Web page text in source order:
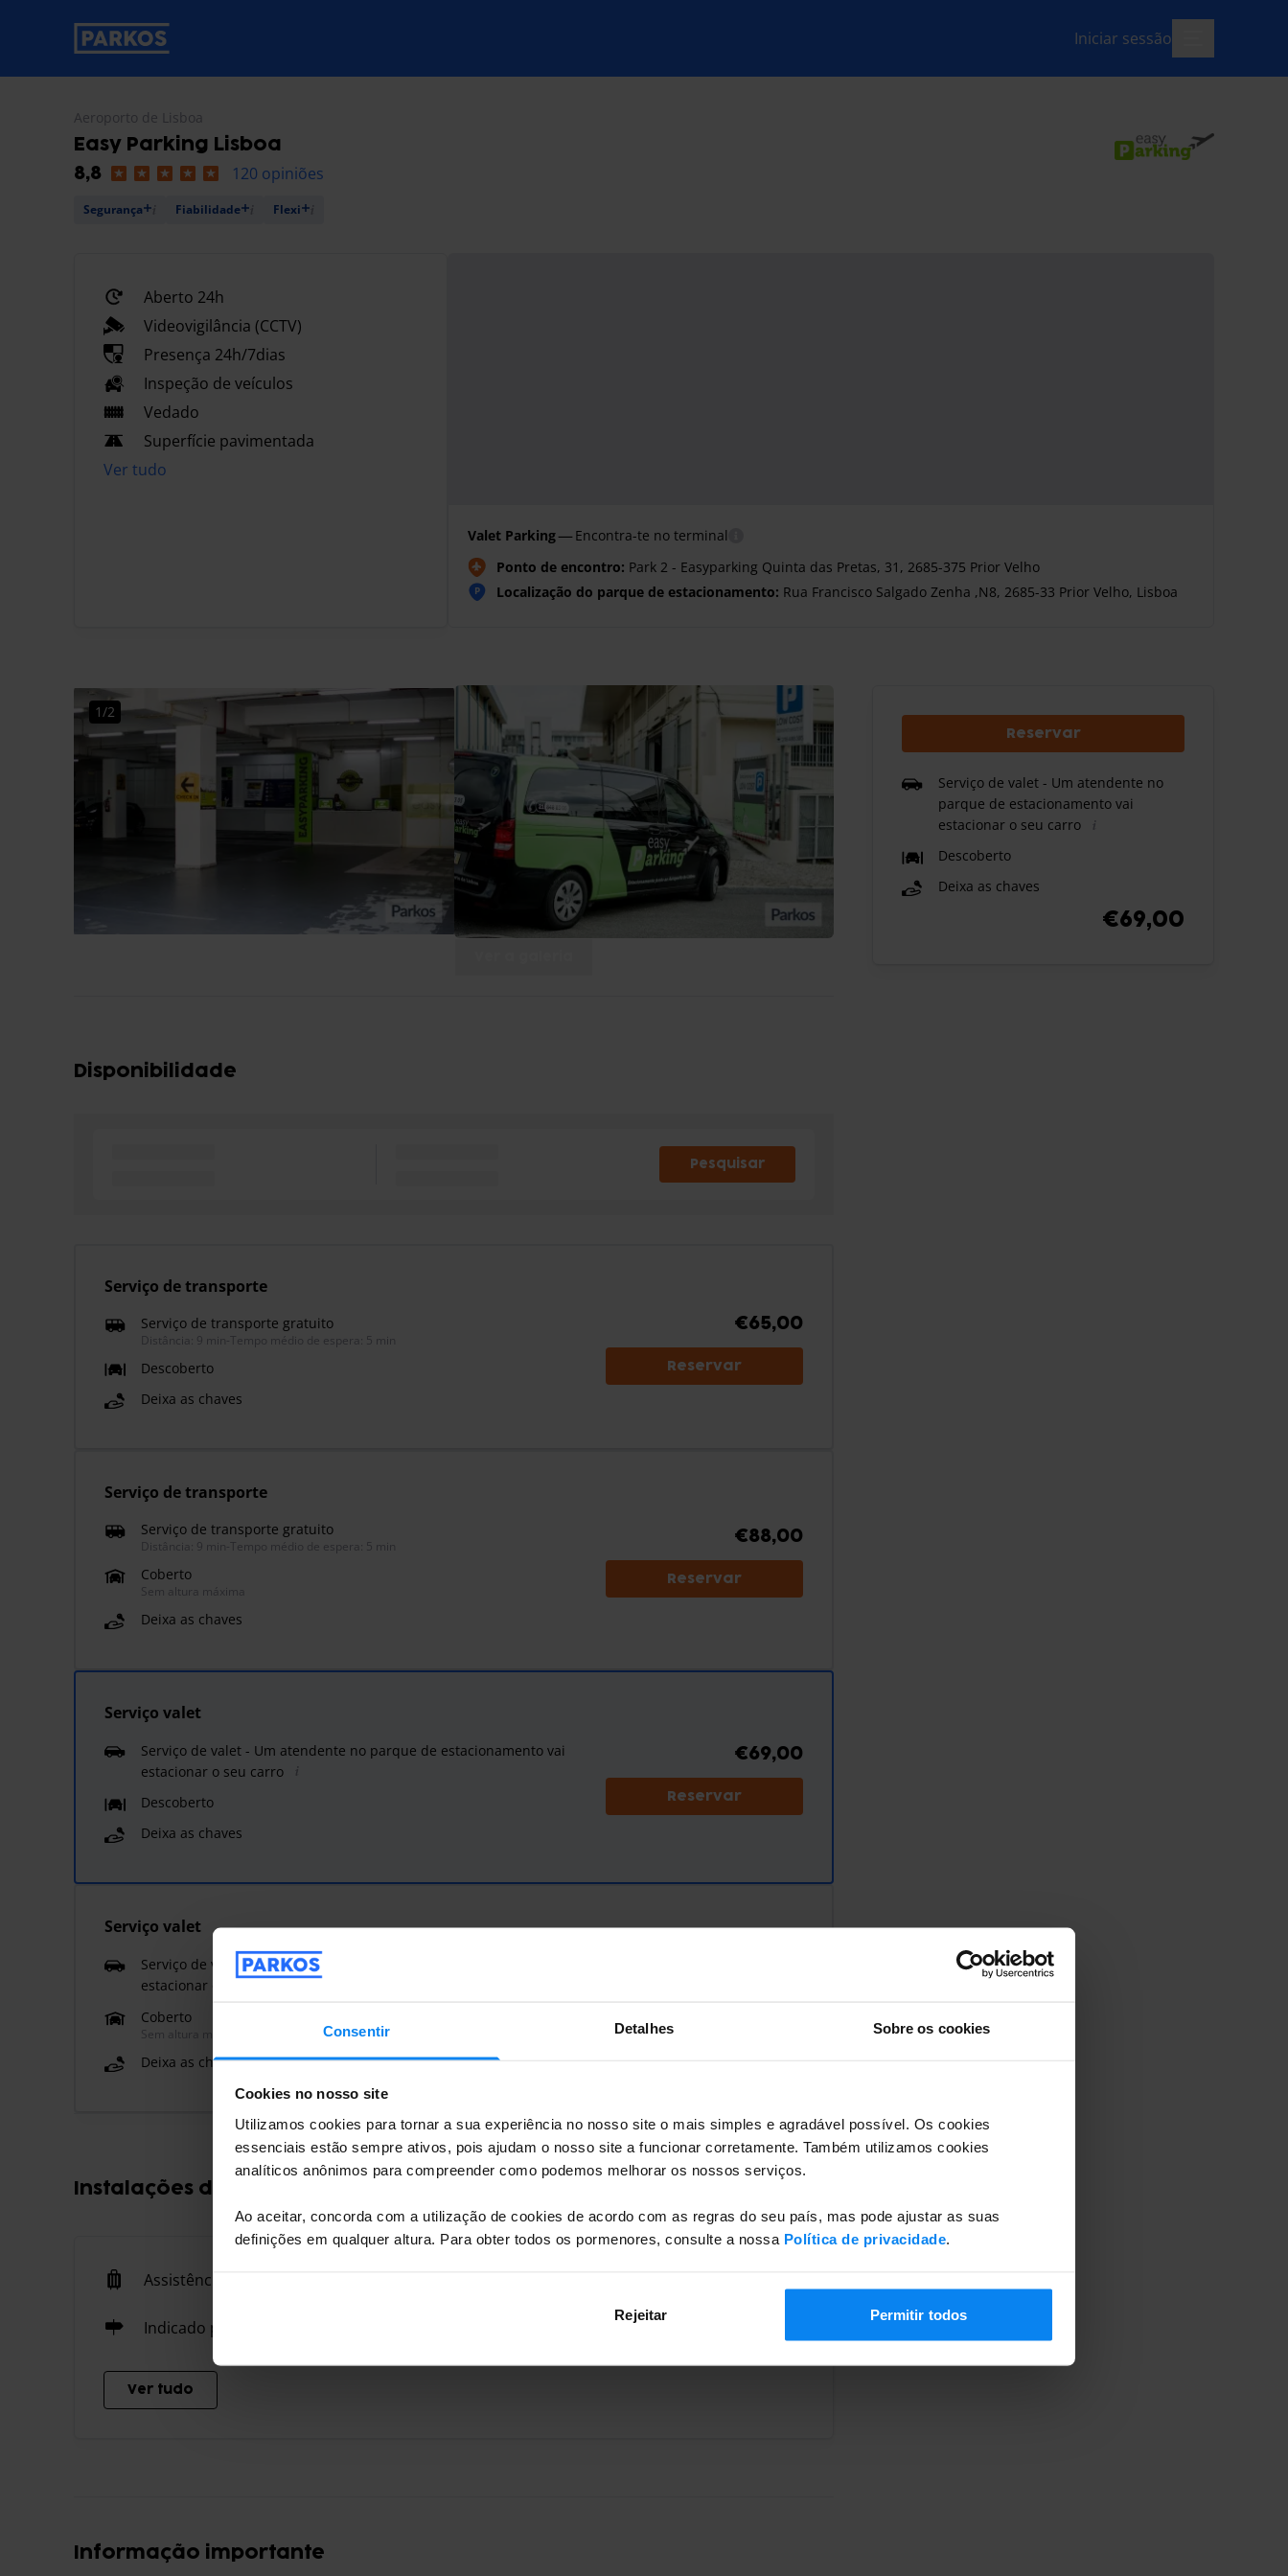
Consentir Detalhes Sobre os cookies
Cookies no nosso site
Utilizamos cookies para tornar a sua experiência no nosso site o mais simples e agradável possível. Os cookies
essenciais estão sempre ativos, pois ajudam o nosso site a funcionar corretamente. Também utilizamos cookies
analíticos anônimos para compreender como podemos melhorar os nossos serviços.
Ao aceitar, concorda com a utilização de cookies de acordo com as regras do seu país, mas pode ajustar as suas
definições em qualquer altura. Para obter todos os pormenores, consulte a nossa Política de privacidade.
Rejeitar Permitir todos
etiqueta-de-navegação-principal Iniciar sessão
Aeroporto de Lisboa
Easy Parking Lisboa
8,8
120 opiniões
Segurança Fiabilidade Flexi
Aberto 24h
Videovigilância (CCTV)
Presença 24h/7dias
Inspeção de veículos
Vedado
Superfície pavimentada
Ver tudo
Valet Parking— Encontra-te no terminal
Ponto de encontro: Park 2 - Easyparking Quinta das Pretas, 31, 2685-375 Prior Velho
P Localização do parque de estacionamento: Rua Francisco Salgado Zenha ,N8, 2685-33 Prior Velho, Lisboa
1/2
Disponibilidade
Pesquisar
Serviço de transporte
Serviço de transporte gratuito
Distância: 9 min Tempo médio de espera: 5 min
Descoberto
Deixa as chaves
€65,00
Reservar
Serviço de transporte
Serviço de transporte gratuito
Distância: 9 min Tempo médio de espera: 5 min
Coberto
Sem altura máxima
Deixa as chaves
€88,00
Reservar
Serviço valet
Serviço de valet - Um atendente no parque de estacionamento vai
estacionar o seu carro
Descoberto
Deixa as chaves
€69,00
Reservar
Serviço valet
Serviço de valet - Um atendente no parque de estacionamento vai
estacionar o seu carro
Coberto
Sem altura máxima
Deixa as chaves
Instalações de estacionamento
Assistência de bagagens
Indicado por sinalização rodoviária
Ver tudo
Informação importante
Reservar
Serviço de valet - Um atendente no
parque de estacionamento vai
estacionar o seu carro
Descoberto
Deixa as chaves
€69,00